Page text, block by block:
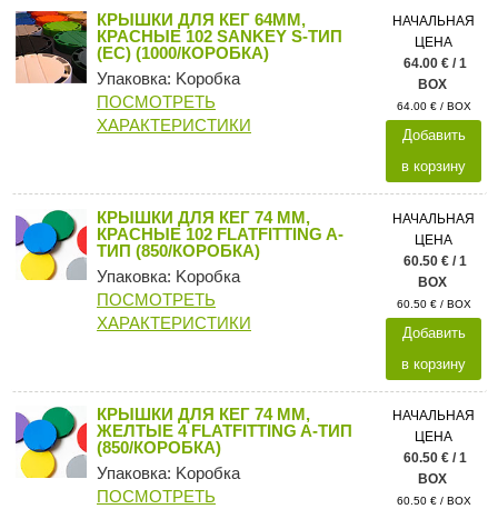
КРЫШКИ ДЛЯ КЕГ 64ММ,
КРАСНЫЕ 102 SANKEY S-ТИП
(ЕС) (1000/КОРОБКА)
Упаковка: Kоробка
ПОСМОТРЕТЬ
ХАРАКТЕРИСТИКИ
НАЧАЛЬНАЯ
ЦЕНА
64.00 € / 1
BOX
64.00 € / BOX
Добавить
в корзину
КРЫШКИ ДЛЯ КЕГ 74 ММ,
КРАСНЫЕ 102 FLATFITTING A-
ТИП (850/КОРОБКА)
Упаковка: Kоробка
ПОСМОТРЕТЬ
ХАРАКТЕРИСТИКИ
НАЧАЛЬНАЯ
ЦЕНА
60.50 € / 1
BOX
60.50 € / BOX
Добавить
в корзину
КРЫШКИ ДЛЯ КЕГ 74 ММ,
ЖЕЛТЫЕ 4 FLATFITTING A-ТИП
(850/КОРОБКА)
Упаковка: Kоробка
ПОСМОТРЕТЬ
НАЧАЛЬНАЯ
ЦЕНА
60.50 € / 1
BOX
60.50 € / BOX